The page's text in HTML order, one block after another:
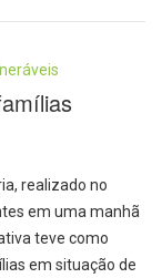
realizado no
em uma manhã
teve como
em situação de